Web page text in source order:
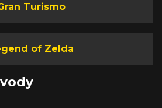
Turismo
of Zelda